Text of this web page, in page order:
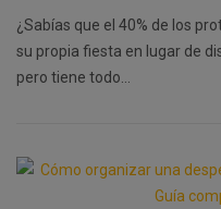
¿Sabías que el 40% de los
su propia fiesta en lugar de
pero tiene todo…